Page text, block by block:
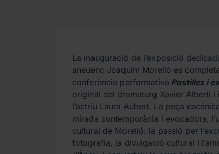
La inauguració de l’exposició
aneuenc Joaquim Morelló es
conferència performativa Pastilles i
original del dramaturg Xavier Albertí i
l’actriu Laura Aubert. La peça
mirada contemporània i evocadora,
cultural de Morelló: la passió per
fotografia, la divulgació cultural i